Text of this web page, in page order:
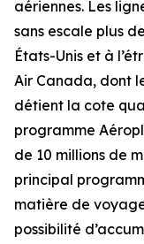
aériennes. Les
sans escale plus
États-Unis et à
Air Canada, dont
détient la cote
programme
de 10 millions de
principal
matière de
possibilité